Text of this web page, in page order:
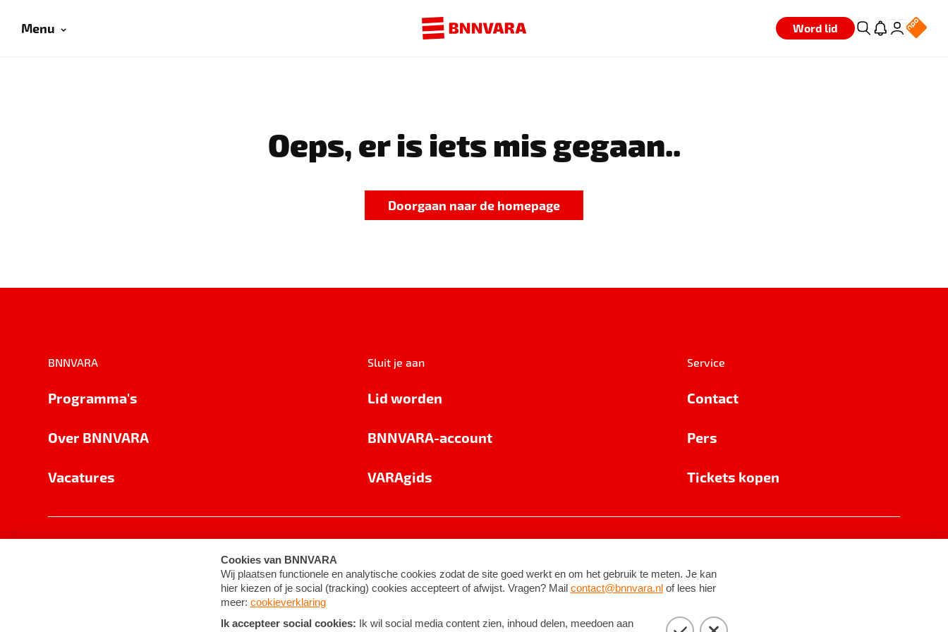
Menu Word lid
Oeps, er is iets mis gegaan..
Doorgaan naar de homepage
BNNVARA
Programma's
Over BNNVARA
Vacatures
Sluit je aan
Lid worden
BNNVARA-account
VARAgids
Service
Contact
Pers
Tickets kopen
Cookie-instellingen Algemene voorwaarden ©2026BNNVARA